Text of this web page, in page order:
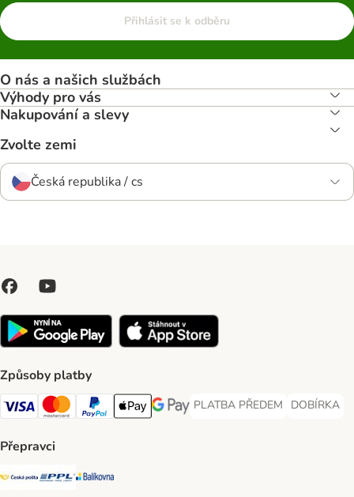
Přihlásit se k odběru
O nás a našich službách
Výhody pro vás
Nakupování a slevy
Zvolte zemi
Česká republika / cs
Způsoby platby
Visa Payment Method
Mastercard Payment Method
PayPal Payment Method
Apple pay Payment Method
GooglePay Payment Method
PLATBA PŘEDEM
PLATBA PŘEDEM Payment
DOBÍRKA
DOBÍRKA
Přepravci
Česká pošta Shipping Method
PPL Shipping Method
Balíkovna Shipping Method